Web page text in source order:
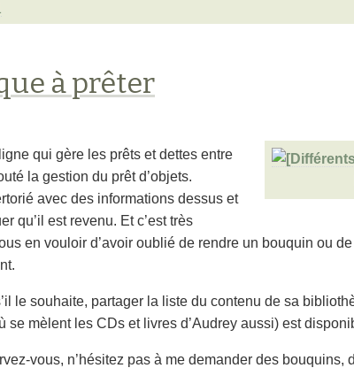
à prêter
qui gère les prêts et dettes entre
la gestion du prêt d’objets.
avec des informations dessus et
qu’il est revenu. Et c’est très
en vouloir d’avoir oublié de rendre un bouquin ou
le souhaite, partager la liste du contenu de sa
se mèlent les CDs et livres d’Audrey aussi) est
vous, n’hésitez pas à me demander des bouquins,